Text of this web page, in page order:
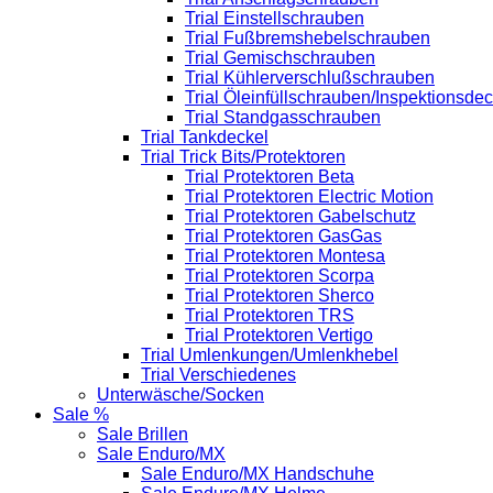
Trial Einstellschrauben
Trial Fußbremshebelschrauben
Trial Gemischschrauben
Trial Kühlerverschlußschrauben
Trial Öleinfüllschrauben/
Trial Standgasschrauben
Trial Tankdeckel
Trial Trick Bits/Protektoren
Trial Protektoren Beta
Trial Protektoren Electric Motion
Trial Protektoren Gabelschutz
Trial Protektoren GasGas
Trial Protektoren Montesa
Trial Protektoren Scorpa
Trial Protektoren Sherco
Trial Protektoren TRS
Trial Protektoren Vertigo
Trial Umlenkungen/Umlenkhebel
Trial Verschiedenes
Unterwäsche/Socken
Sale %
Sale Brillen
Sale Enduro/MX
Sale Enduro/MX Handschuhe